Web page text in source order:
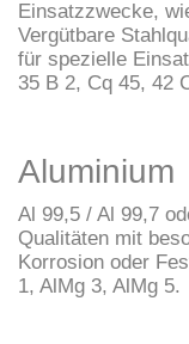
Einsatzzwecke,
Vergütbare
für spezielle
35 B 2, Cq 45, 42
Aluminium
Al 99,5 / Al 99,7
Qualitäten mit
Korrosion oder
1, AlMg 3, AlMg 5.